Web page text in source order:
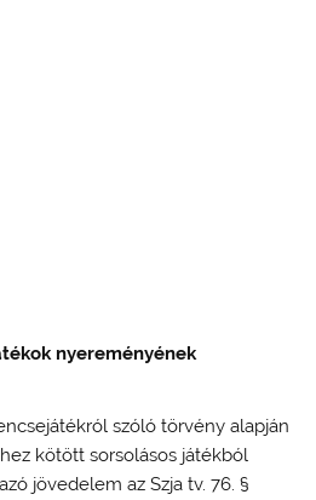
nyereményének
szóló törvény alapján
kötött sorsolásos játékból
jövedelem az Szja tv. 76. §